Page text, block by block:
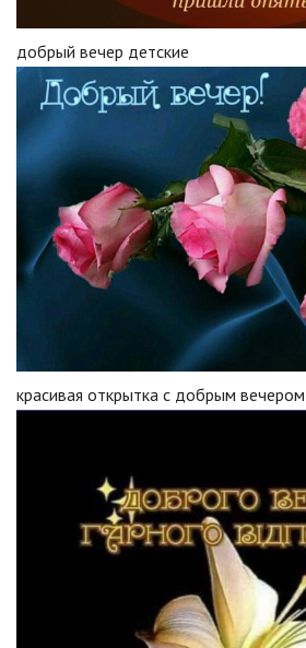
добрый вечер детские
красивая открытка с добрым вечером